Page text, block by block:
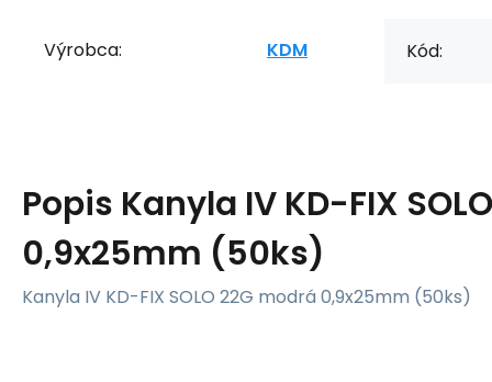
Výrobca: KDM Kód:
Popis Kanyla IV KD-FIX
0,9x25mm (50ks)
Kanyla IV KD-FIX SOLO 22G modrá 0,9x25mm (50ks)